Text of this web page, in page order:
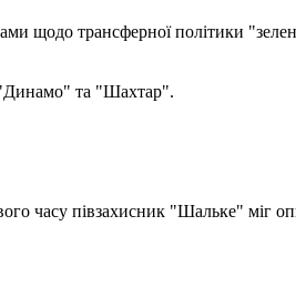
щодо трансферної політики
"Динамо" та "Шахтар".
часу півзахисник "Шальке" міг